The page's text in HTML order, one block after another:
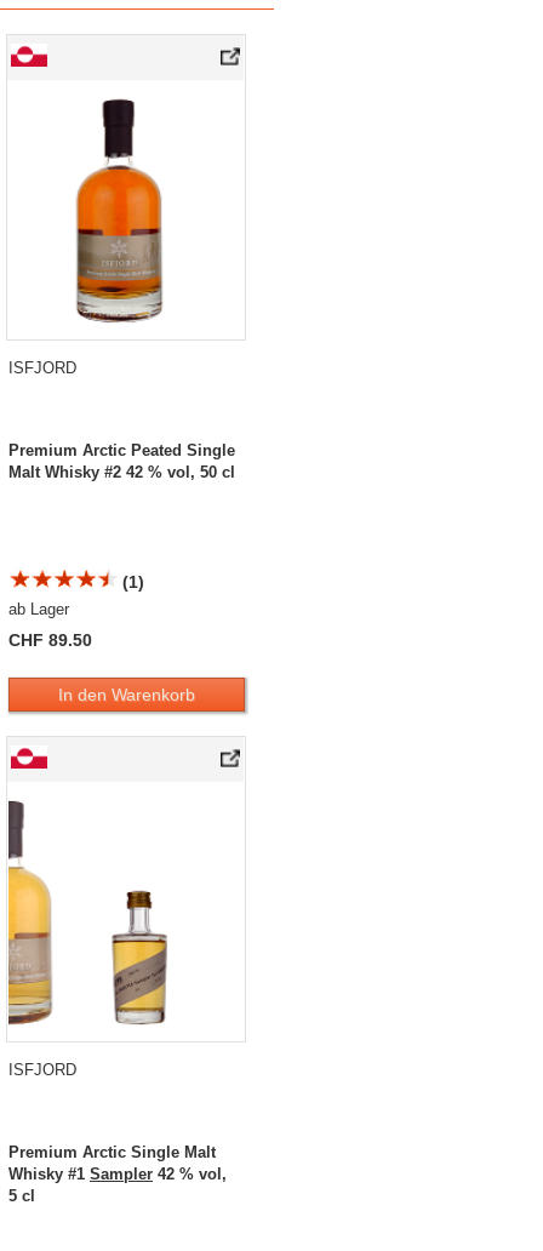
ISFJORD
Premium Arctic Peated Single
Malt Whisky #2 42 % vol, 50 cl
(1)
ab Lager
CHF 89.50
In den Warenkorb
ISFJORD
Premium Arctic Single Malt
Whisky #1 Sampler 42 % vol,
5 cl